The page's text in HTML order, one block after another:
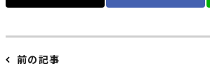
前の記事